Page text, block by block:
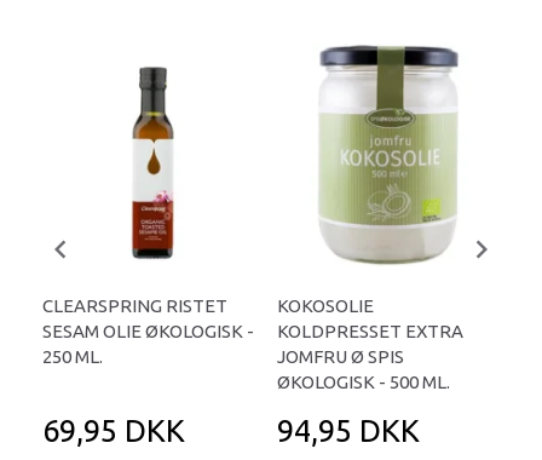
CLEARSPRING RISTET
SESAM OLIE ØKOLOGISK -
250 ML.
69,95 DKK
KOKOSOLIE
KOLDPRESSET EXTRA
JOMFRU Ø SPIS
ØKOLOGISK - 500 ML.
94,95 DKK